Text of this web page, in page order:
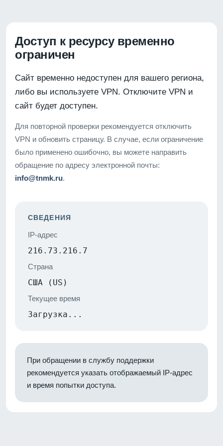
Доступ к ресурсу временно
ограничен
Сайт временно недоступен для вашего региона,
либо вы используете VPN. Отключите VPN и
сайт будет доступен.
Для повторной проверки рекомендуется отключить
VPN и обновить страницу. В случае, если ограничение
было применено ошибочно, вы можете направить
обращение по адресу электронной почты:
info@tnmk.ru.
СВЕДЕНИЯ
IP-адрес
216.73.216.7
Страна
США (US)
Текущее время
Загрузка...
При обращении в службу поддержки
рекомендуется указать отображаемый IP-адрес
и время попытки доступа.